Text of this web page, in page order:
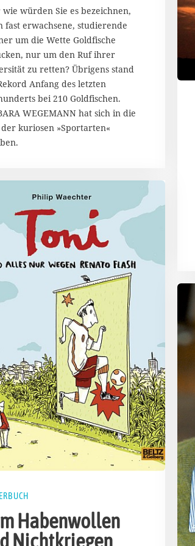
u
a
r
2
0
2
wie würden Sie es bezeichnen,
fast erwachsene, studierende
um die Wette Goldfische
nur um den Ruf ihrer
zu retten? Übrigens stand
Anfang des letzten
bei 210 Goldfischen.
WEGEMANN hat sich in die
kuriosen »Sportarten«
Habenwollen
Nichtkriegen